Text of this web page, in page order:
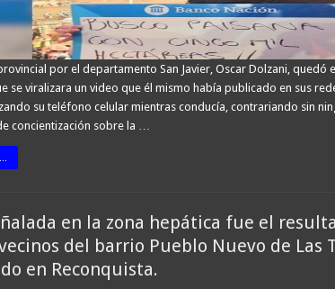
por el departamento San Javier, Oscar Dolzani, quedó
se viralizara un video que él mismo había publicado en sus
su teléfono celular mientras conducía, contrariando sin
concientización sobre la …
en la zona hepática fue el
del barrio Pueblo Nuevo de Las
en Reconquista.